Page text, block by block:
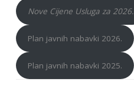
Nove Cijene Usluga za 2026.
Plan javnih nabavki 2026.
Plan javnih nabavki 2025.